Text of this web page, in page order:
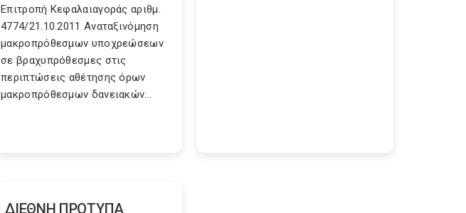
Επιτροπή Κεφαλαιαγοράς αριθμ.
4774/21.10.2011 Aναταξινόμηση
μακροπρόθεσμων υποχρεώσεων
σε βραχυπρόθεσμες στις
περιπτώσεις αθέτησης όρων
μακροπρόθεσμων δανειακών...
ΔΙΕΘΝΗ ΠΡΟΤΥΠΑ